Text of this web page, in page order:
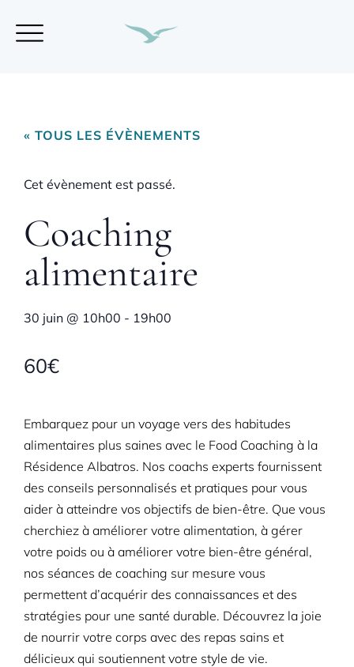
« TOUS LES ÉVÈNEMENTS
Cet évènement est passé.
Coaching
alimentaire
30 juin @ 10h00 - 19h00
60€
Embarquez pour un voyage vers des habitudes
alimentaires plus saines avec le Food Coaching à la
Résidence Albatros. Nos coachs experts fournissent
des conseils personnalisés et pratiques pour vous
aider à atteindre vos objectifs de bien-être. Que vous
cherchiez à améliorer votre alimentation, à gérer
votre poids ou à améliorer votre bien-être général,
nos séances de coaching sur mesure vous
permettent d’acquérir des connaissances et des
stratégies pour une santé durable. Découvrez la joie
de nourrir votre corps avec des repas sains et
délicieux qui soutiennent votre style de vie.